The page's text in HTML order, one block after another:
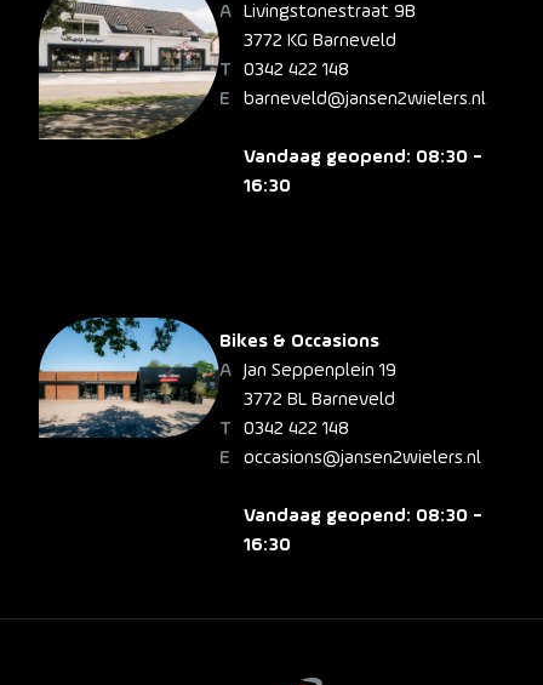
Livingstonestraat 9B
3772 KG Barneveld
0342 422 148
barneveld@jansen2wielers.nl
Vandaag geopend: 08:30 -
16:30
Bikes & Occasions
Jan Seppenplein 19
3772 BL Barneveld
0342 422 148
occasions@jansen2wielers.nl
Vandaag geopend: 08:30 -
16:30